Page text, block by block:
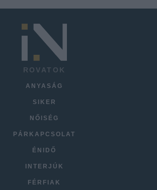
ROVATOK
ANYASÁG
SIKER
NŐISÉG
PÁRKAPCSOLAT
ÉNIDŐ
INTERJÚK
FÉRFIAK